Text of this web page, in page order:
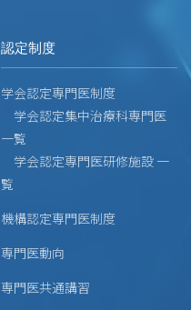
認定制度
学会認定専門医制度
学会認定集中治療科専門医
一覧
学会認定専門医研修施設 一
覧
機構認定専門医制度
専門医動向
専門医共通講習